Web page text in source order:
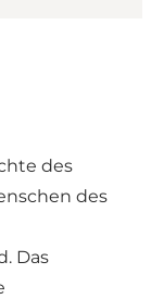
des
des
Das